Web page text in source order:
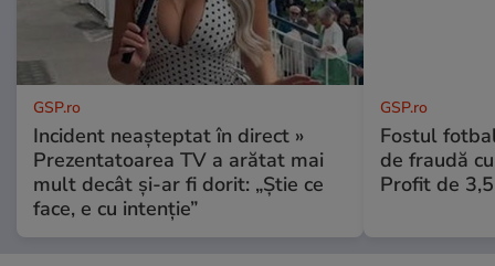
GSP.ro
Incident neașteptat în direct »
Prezentatoarea TV a arătat mai
mult decât și-ar fi dorit: „Știe ce
face, e cu intenție”
GSP.ro
Fostul
de fraudă
Profit de